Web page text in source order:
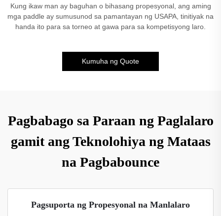
Kung ikaw man ay baguhan o bihasang propesyonal, ang aming
mga paddle ay sumusunod sa pamantayan ng USAPA, tinitiyak na
handa ito para sa torneo at gawa para sa kompetisyong laro.
Kumuha ng Quote
Pagbabago sa Paraan ng Paglalaro
gamit ang Teknolohiya ng Mataas
na Pagbabounce
Pagsuporta ng Propesyonal na Manlalaro